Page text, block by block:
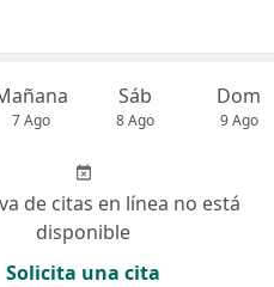
7 Ago
Sáb
8 Ago
Dom
9 Ago
de citas en línea no está
disponible
Solicita una cita